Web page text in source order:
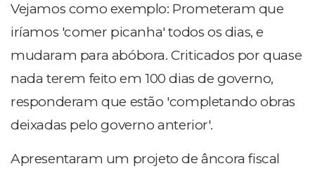
Vejamos como exemplo: Prometeram que
iríamos 'comer picanha' todos os dias, e
mudaram para abóbora. Criticados por quase
nada terem feito em 100 dias de governo,
responderam que estão 'completando obras
deixadas pelo governo anterior'.
Apresentaram um projeto de âncora fiscal